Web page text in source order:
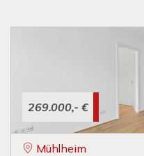
269.000,- €
Mühlheim